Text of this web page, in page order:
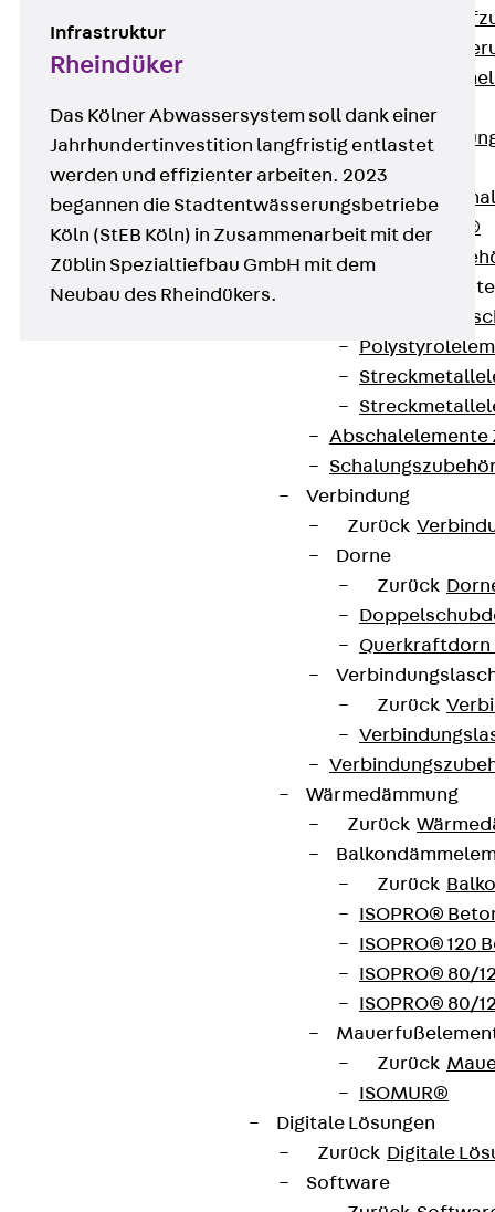
Schalung
Zurück
Schalrohre
Zurück
RAPIDOBAT®
Schalrohre
Abschalelemente
Verbindung
Zurück
Dorne
Zurück
Querkraftdorn
Zurück
Wärmedämmung
Zurück
Zurück
ISOPRO®
ISOPRO® 120
ISOPRO® 80/
ISOPRO® 80/
Zurück
ISOMUR®
Digitale Lösungen
Zurück Digitale
Software
Infrastruktur
Rheindüker
Das Kölner Abwassersystem soll dank einer
Jahrhundertinvestition langfristig entlastet
werden und effizienter arbeiten. 2023
begannen die Stadtentwässerungsbetriebe
Köln (StEB Köln) in Zusammenarbeit mit der
Züblin Spezialtiefbau GmbH mit dem
Neubau des Rheindükers.